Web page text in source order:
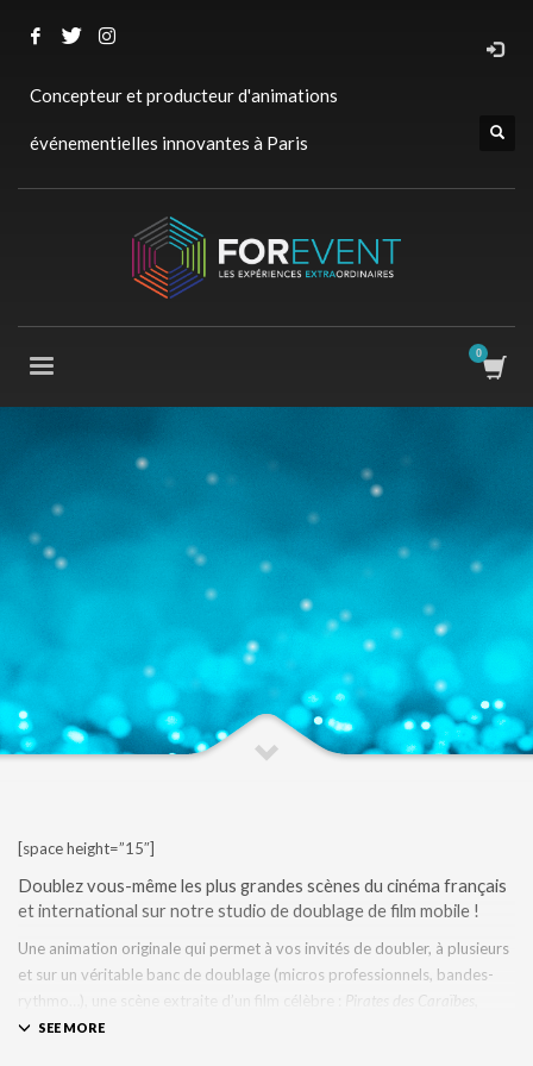
Concepteur et producteur d'animations
événementielles innovantes à Paris
[space height=”15″]
Doublez vous-même les plus grandes scènes du cinéma français
et international sur notre studio de doublage de film mobile !
Une animation originale qui permet à vos invités de doubler, à plusieurs
et sur un véritable banc de doublage (micros professionnels, bandes-
rythmo…), une scène extraite d’un film célèbre :
Pirates des Caraïbes,
Camping, Scènes de ménages, King Kong, Les Ch’tis…